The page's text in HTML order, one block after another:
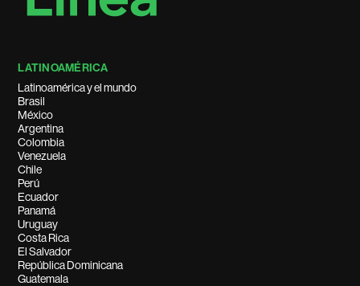
LATINOAMÉRICA
Latinoamérica y el mundo
Brasil
México
Argentina
Colombia
Venezuela
Chile
Perú
Ecuador
Panamá
Uruguay
Costa Rica
El Salvador
República Dominicana
Guatemala